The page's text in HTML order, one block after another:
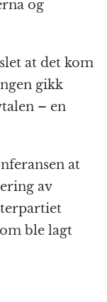
og
at det kom
gikk
– en
at
av
ble lagt